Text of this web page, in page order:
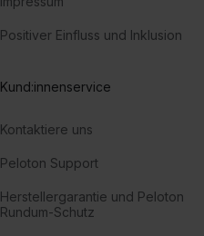
Positiver Einfluss und Inklusion
Kund:innenservice
Kontaktiere uns
Peloton Support
Herstellergarantie und Peloton
Rundum-Schutz